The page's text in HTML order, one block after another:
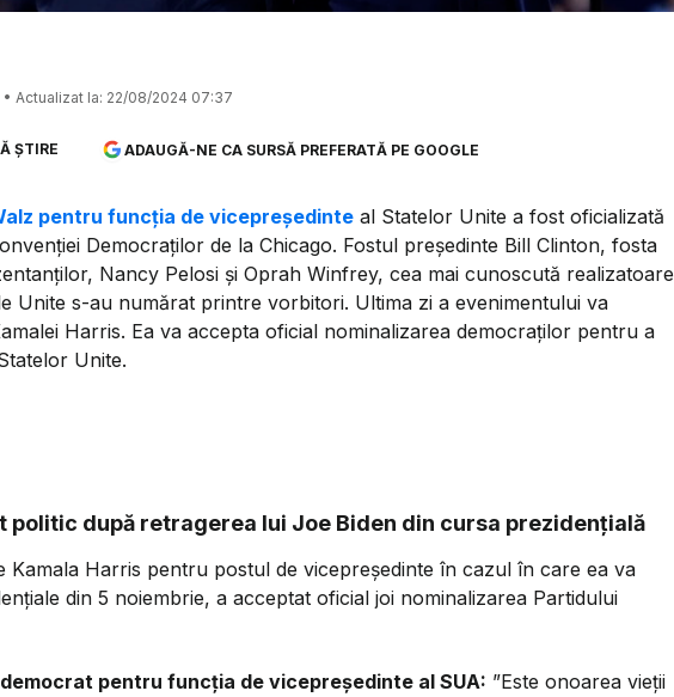
• Actualizat la: 22/08/2024 07:37
ȘTIRE ADAUGĂ-NE CA SURSĂ PREFERATĂ PE GOOGLE
pentru funcția de vicepreședinte al Statelor Unite a fost oficializată
Democraților de la Chicago. Fostul președinte Bill Clinton, fosta
Nancy Pelosi și Oprah Winfrey, cea mai cunoscută realizatoare
Unite s-au numărat printre vorbitori. Ultima zi a evenimentului va
Harris. Ea va accepta oficial nominalizarea democraților pentru a
Unite.
politic după retragerea lui Joe Biden din cursa prezidențială
Kamala Harris pentru postul de vicepreşedinte în cazul în care ea va
din 5 noiembrie, a acceptat oficial joi nominalizarea Partidului
pentru funcția de vicepreședinte al SUA: ”Este onoarea vieții